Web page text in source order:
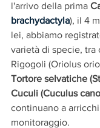
l'arrivo della prima
brachydactyla), il 4
lei, abbiamo
varietà di specie, tra
Rigogoli (Oriolus
Tortore selvatiche
Cuculi (Cuculus
continuano a
monitoraggio.